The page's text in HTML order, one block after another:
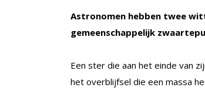
Astronomen hebben twee
gemeenschappelijk
Een ster die aan het einde van
het overblijfsel die een massa